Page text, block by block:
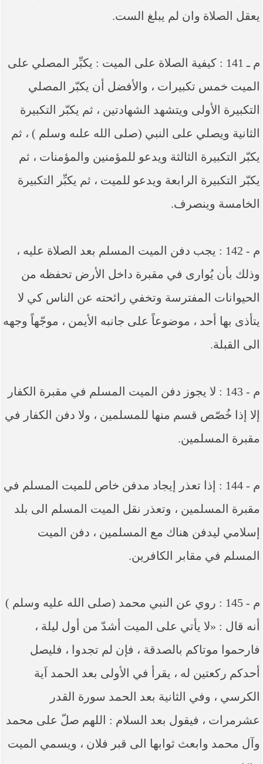
يعقل الصلاة وان لم يبلغ الست.
م ـ 141 : كيفية الصلاة على الميت : يكبِّر المصلي على
الميت خمس تكبيرات ، والأفضل أن يكبّر المصلي
التكبيرة الأولى ويتشهد الشهادتين ، ثم يكبّر التكبيرة
الثانية ويصلي على النبي (صلى الله علىه وسلم ) ، ثم
يكبّر التكبيرة الثالثة ويدعو للمؤمنين والمؤمنات ، ثم
يكبّر التكبيرة الرابعة ويدعو للميت ، ثم يكبِّر التكبيرة
الخامسة وينصرف.
م - 142 : يجب دفن الميت المسلم بعد الصلاة عليه ،
وذلك بأن يُوارى في مقبرة داخل الأرض تحفظه من
الحيوانات المفترسة وتخفي رائحته عن الناس كي لا
يتأذى بها أحد ، موضوعاً على جانبه الأيمن ، موجّهاً وجهه
الى القبلة.
م - 143 : لا يجوز دفن الميت المسلم في مقبرة الكفار
إلا إذا خُصّص قسم منها للمسلمين ، ولا دفن الكفار في
مقبرة المسلمين.
م - 144 : إذا تعذر إيجاد مدفن خاص للميت المسلم في
مقبرة المسلمين ، وتعذر نقل الميت المسلم الى بلد
إسلامي ليدفن هناك مع المسلمين ، دفن الميت
المسلم في مقابر الكافرين.
م - 145 : روي عن النبي محمد (صلى الله عليه وسلم )
أنه قال : «لا يأتي على الميت أشدّ من أول ليلة ،
فارحموا موتاكم بالصدقة ، فإن لم تجدوا ، فليصل
أحدكم ركعتين له ، يقرأ في الأولى بعد الحمد اَية
الكرسي ، وفي الثانية بعد الحمد سورة القدر
عشرمرات ، فيقول بعد السلام : اللهم صلّ على محمد
وآل محمد وابعث ثوابها الى قبر فلان ، ويسمي الميت